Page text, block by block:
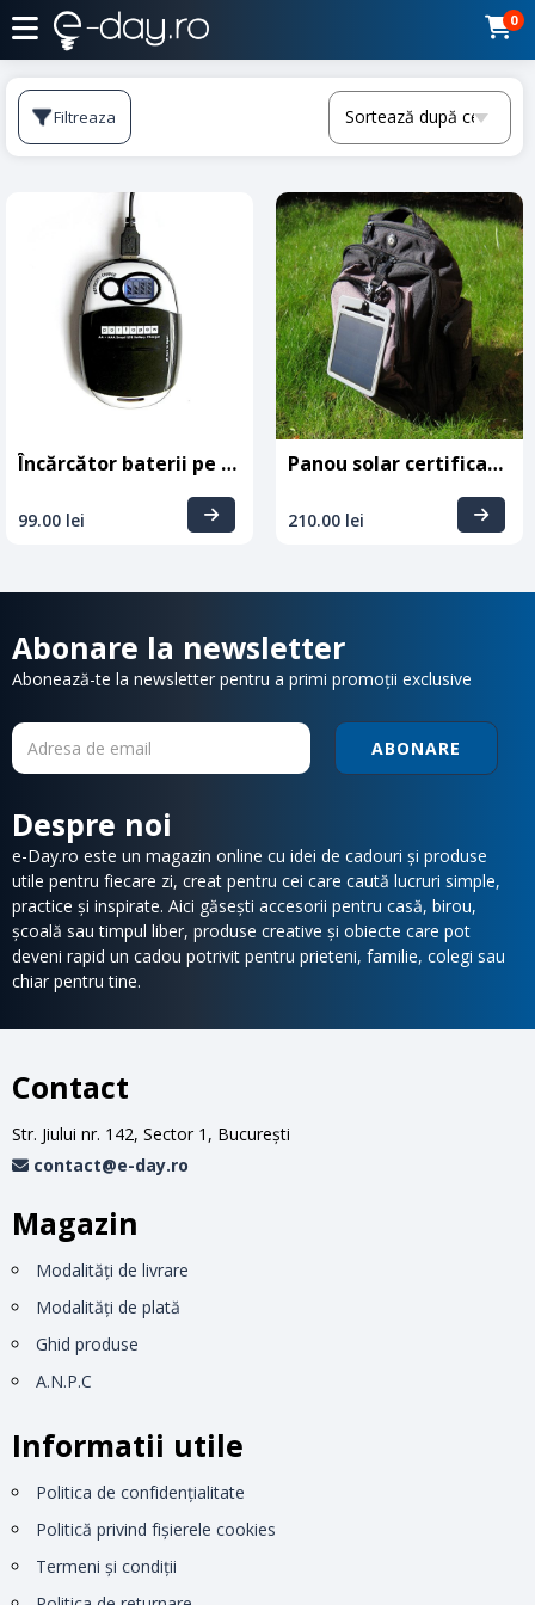
0
Filtreaza
Încărcător baterii pe USB (V2) – PortaPow
99.00 lei
Panou solar certificat IPX4 – PortaPow
210.00 lei
Abonare la newsletter
Abonează-te la newsletter pentru a primi promoții exclusive
ABONARE
Despre noi
e-Day.ro este un magazin online cu idei de cadouri și produse
utile pentru fiecare zi, creat pentru cei care caută lucruri simple,
practice și inspirate. Aici găsești accesorii pentru casă, birou,
școală sau timpul liber, produse creative și obiecte care pot
deveni rapid un cadou potrivit pentru prieteni, familie, colegi sau
chiar pentru tine.
Contact
Str. Jiului nr. 142, Sector 1, Bucureşti
contact@e-day.ro
Magazin
Modalităţi de livrare
Modalităţi de plată
Ghid produse
A.N.P.C
Informatii utile
Politica de confidențialitate
Politică privind fișierele cookies
Termeni și condiții